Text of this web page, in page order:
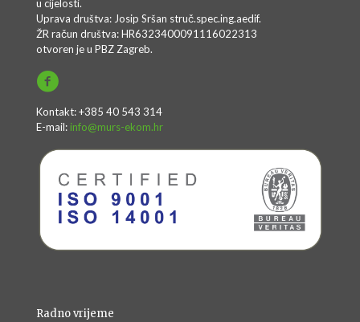
u cijelosti.
Uprava društva: Josip Sršan struč.spec.ing.aedif.
ŽR račun društva: HR6323400091116022313
otvoren je u PBZ Zagreb.
Kontakt: +385 40 543 314
E-mail: info@murs-ekom.hr
Radno vrijeme